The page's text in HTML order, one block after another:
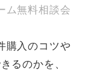
ム無料相談会
購入のコツや
るのかを、